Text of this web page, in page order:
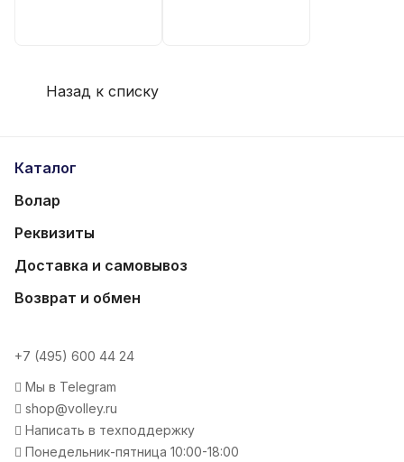
Назад к списку
Каталог
Волар
Реквизиты
Доставка и самовывоз
Возврат и обмен
+7 (495) 600 44 24
Мы в Telegram
shop@volley.ru
Написать в техподдержку
Понедельник-пятница 10:00-18:00